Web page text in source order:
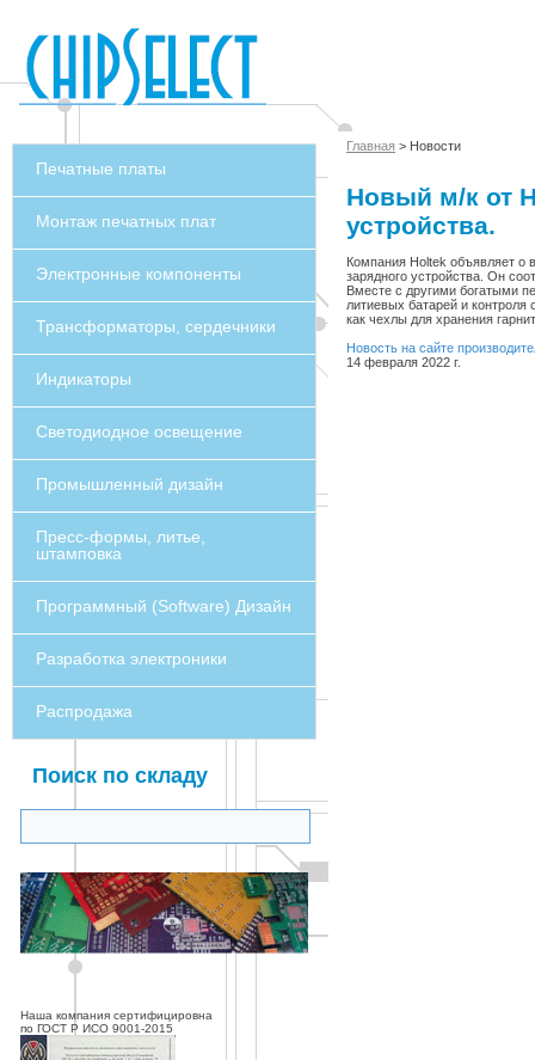
Печатные платы
Монтаж печатных плат
Электронные компоненты
Трансформаторы, сердечники
Индикаторы
Светодиодное освещение
Промышленный дизайн
Пресс-формы, литье,
штамповка
Программный (Software) Дизайн
Разработка электроники
Распродажа
Поиск по складу
Наша компания сертифицировна
по ГОСТ Р ИСО 9001-2015
Главная > Новости
Новый м/к от
устройства.
Компания Holtek объявляет о
зарядного устройства. Он
Вместе с другими богатыми
литиевых батарей и
как чехлы для хранения
Новость на сайте
14 февраля 2022 г.